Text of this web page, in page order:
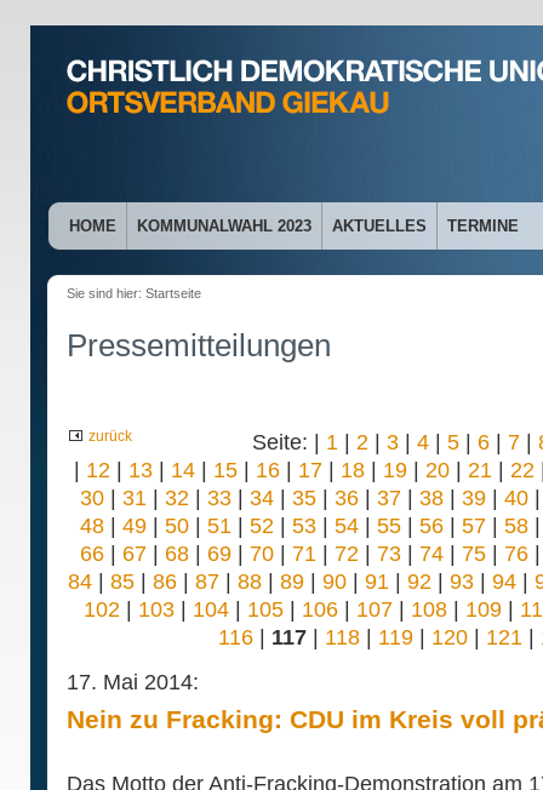
HOME KOMMUNALWAHL 2023 AKTUELLES TERMINE
Sie sind hier: Startseite
Pressemitteilungen
zurück Seite: | 1 | 2 | 3 | 4 | 5 | 6 | 7 |
| 12 | 13| 14| 15| 16| 17| 18| 19| 20| 21 | 22
30| 31 | 32 | 33| 34| 35| 36| 37| 38| 39| 40
48| 49| 50| 51 | 52 | 53| 54| 55| 56| 57| 58
66| 67| 68| 69| 70| 71 | 72 | 73| 74| 75| 76
84| 85| 86| 87| 88| 89| 90| 91 | 92 | 93| 94|
102 | 103 | 104 | 105 | 106 | 107 | 108 | 109 |
116 | 117 | 118 | 119 | 120 | 121 |
17. Mai 2014:
Nein zu Fracking: CDU im Kreis voll
Das Motto der Anti-Fracking-Demonstration am